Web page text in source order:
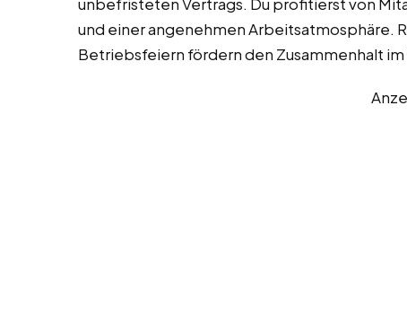
unbefristeten Vertrags. Du profitierst von
und einer angenehmen Arbeitsatmosphäre.
Betriebsfeiern fördern den Zusammenhalt im